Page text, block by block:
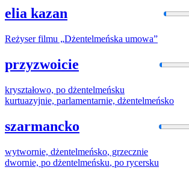
elia kazan
Reżyser filmu „Dżentelmeńska umowa”
przyzwoicie
kryształowo, po dżentelmeńsku
kurtuazyjnie, parlamentarnie, dżentelmeńsko
szarmancko
wytwornie, dżentelmeńsko, grzecznie
dwornie, po dżentelmeńsku, po rycersku